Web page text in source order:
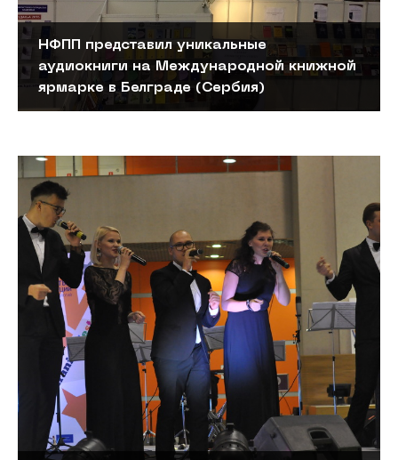
НФПП представил уникальные
аудиокниги на Международной книжной
ярмарке в Белграде (Сербия)